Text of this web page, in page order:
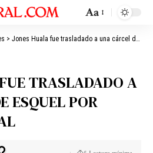
Aa
> Jones Huala fue trasladado a una cárcel de Esquel por orden judicial
TRASLADADO A
ESQUEL POR